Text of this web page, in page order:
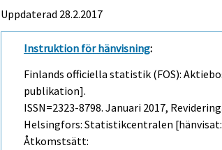
Uppdaterad 28.2.2017
Instruktion för hänvisning:
Finlands officiella statistik (FOS):
publikation].
ISSN=2323-8798.Januari 2017,
Helsingfors: Statistikcentralen [hänvisat:
Åtkomstsätt: